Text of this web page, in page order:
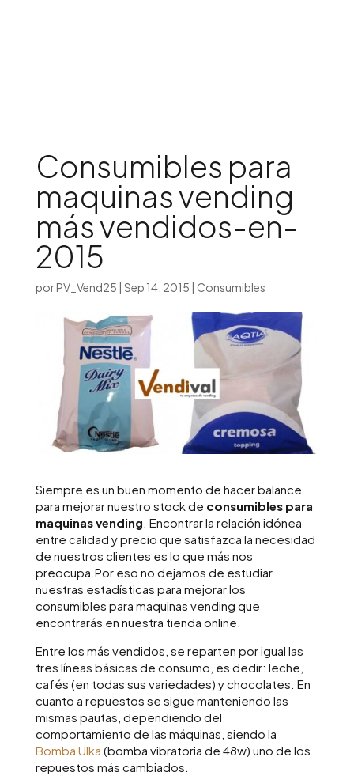
Consumibles para
maquinas vending
más vendidos-en-
2015
porPV_Vend25 | Sep 14, 2015 | Consumibles
Siempre es un buen momento de hacer balance
para mejorar nuestro stock de consumibles para
maquinas vending . Encontrar la relación idónea
entre calidad y precio que satisfazca la necesidad
de nuestros clientes es lo que más nos
preocupa.Por eso no dejamos de estudiar
nuestras estadísticas para mejorar los
consumibles para maquinas vending que
encontrarás en nuestra tienda online.
Entre los más vendidos, se reparten por igual las
tres líneas básicas de consumo, es dedir: leche,
cafés (en todas sus variedades) y chocolates. En
cuanto a repuestos se sigue manteniendo las
mismas pautas, dependiendo del
comportamiento de las máquinas, siendo la
Bomba Ulka (bomba vibratoria de 48w) uno de los
repuestos más cambiados.